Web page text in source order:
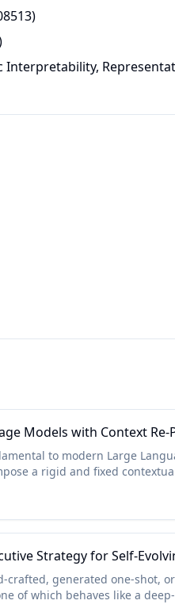
Interpretability,
Models with Context
to modern Large
a rigid and fixed
Strategy for Self-
crafted, generated one-shot,
of which behaves like a